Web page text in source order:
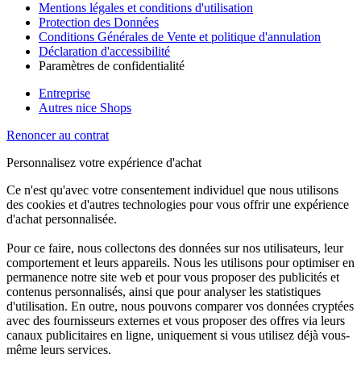
Mentions légales et conditions d'utilisation
Protection des Données
Conditions Générales de Vente et politique d'annulation
Déclaration d'accessibilité
Paramètres de confidentialité
Entreprise
Autres nice Shops
Renoncer au contrat
Personnalisez votre expérience d'achat
Ce n'est qu'avec votre consentement individuel que nous utilisons
des cookies et d'autres technologies pour vous offrir une expérience
d'achat personnalisée.
Pour ce faire, nous collectons des données sur nos utilisateurs, leur
comportement et leurs appareils. Nous les utilisons pour optimiser en
permanence notre site web et pour vous proposer des publicités et
contenus personnalisés, ainsi que pour analyser les statistiques
d'utilisation. En outre, nous pouvons comparer vos données cryptées
avec des fournisseurs externes et vous proposer des offres via leurs
canaux publicitaires en ligne, uniquement si vous utilisez déjà vous-
même leurs services.